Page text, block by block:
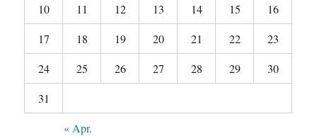
10
11 12 13 14 15
16
17
18 19 20 21 22
23
24
25 26 27 28 29
30
31
« Apr.